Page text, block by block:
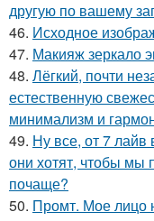
другую по вашему
46. Исходное
47. Макияж зеркало
48. Лёгкий, почти
естественную
минимализм и
49. Ну все, от 7 лайв
они хотят, чтобы мы
почаще?
50. Промт. Мое лицо